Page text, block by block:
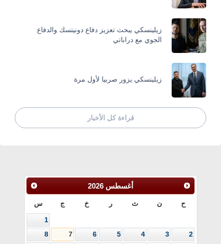
زيلينسكي يبحث تعزيز دفاع دونيتسك والدفاع
الجوي مع دراباتي
زيلينسكي يزور صربيا لأول مرة
قراءة كل الأخبار
أغسطس 2026
ح ن ث ر خ ج س
1
2
3
4
5
6
7
8